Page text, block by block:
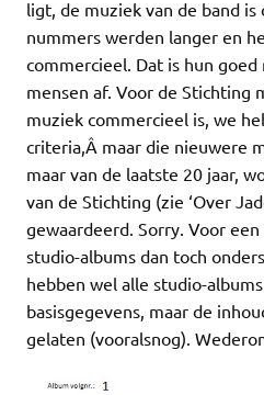
ligt, de muziek van de band is
nummers werden langer en
commercieel. Dat is hun goed
mensen af. Voor de Stichting
muziek commercieel is, we
criteria,Â maar die nieuwere
maar van de laatste 20 jaar,
van de Stichting (zie ‘Over
gewaardeerd. Sorry. Voor
studio-albums dan toch
hebben wel alle studio-
basisgegevens, maar de
gelaten (vooralsnog).